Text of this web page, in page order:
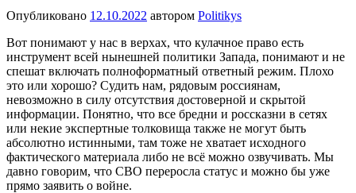
Опубликовано 12.10.2022 автором Politikys
Вот понимают у нас в верхах, что кулачное право есть
инструмент всей нынешней политики Запада, понимают и не
спешат включать полноформатный ответный режим. Плохо
это или хорошо? Судить нам, рядовым россиянам,
невозможно в силу отсутствия достоверной и скрытой
информации. Понятно, что все бредни и россказни в сетях
или некие экспертные толковища также не могут быть
абсолютно истинными, там тоже не хватает исходного
фактического материала либо не всё можно озвучивать. Мы
давно говорим, что СВО переросла статус и можно бы уже
прямо заявить о войне.